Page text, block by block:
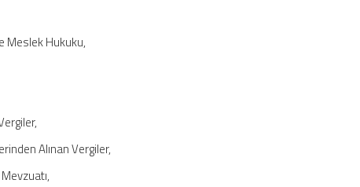
Meslek Hukuku,
Alınan Vergiler,